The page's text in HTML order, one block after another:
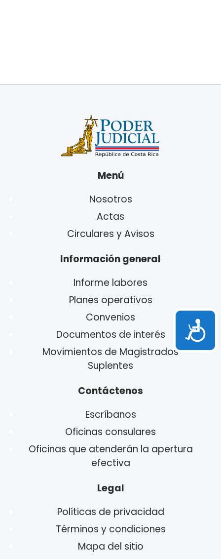
Menú
Nosotros
Actas
Circulares y Avisos
Información general
Informe labores
Planes operativos
Convenios
Documentos de interés
Movimientos de Magistrados
Suplentes
Contáctenos
Escríbanos
Oficinas consulares
Oficinas que atenderán la apertura
efectiva
Legal
Políticas de privacidad
Términos y condiciones
Mapa del sitio